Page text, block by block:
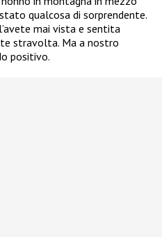
qualcosa di sorprendente.
mai vista e sentita
stravolta. Ma a nostro
positivo.